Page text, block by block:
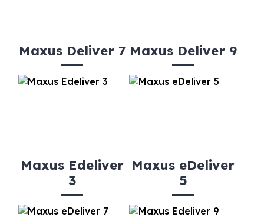
Maxus Deliver 7 Maxus Deliver 9
Maxus Edeliver
3
Maxus eDeliver
5